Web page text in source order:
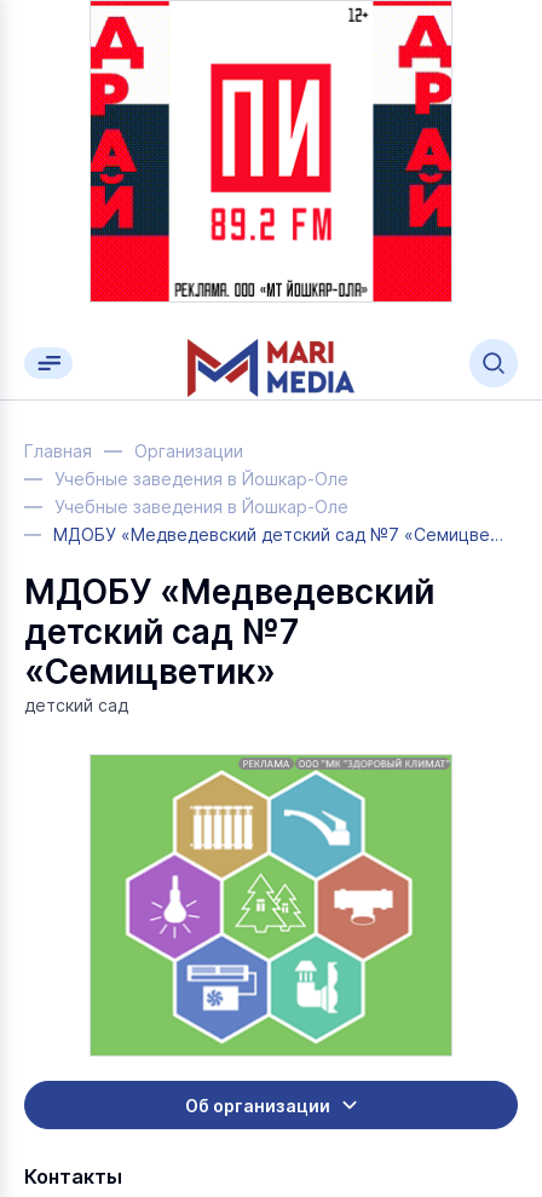
Главная
Организации
Учебные заведения в Йошкар-Оле
Учебные заведения в Йошкар-Оле
МДОБУ «Медведевский детский сад №7 «Семицветик»
МДОБУ «Медведевский
детский сад №7
«Семицветик»
детский сад
Об организации
Контакты